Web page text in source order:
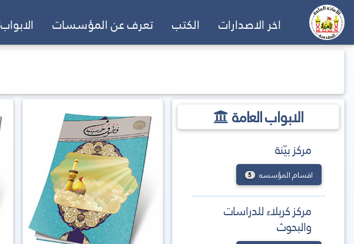
اخر الاصدارات الكتب تعرف عن المؤسسات الابواب
الابواب العامة
مركز بيّنة
اقسام المؤسسه 5
مركز كربلاء للدراسات
والبحوث